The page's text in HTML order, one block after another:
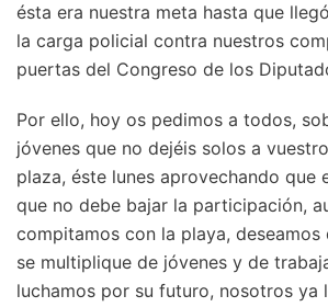
ésta era nuestra meta hasta que
la carga policial contra nuestros
puertas del Congreso de los
Por ello, hoy os pedimos a todos,
jóvenes que no dejéis solos a
plaza, éste lunes aprovechando que
que no debe bajar la participación,
compitamos con la playa, deseamos
se multiplique de jóvenes y de
luchamos por su futuro, nosotros ya